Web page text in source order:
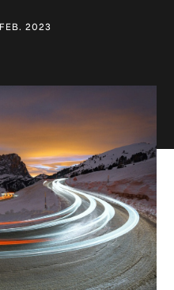
2023